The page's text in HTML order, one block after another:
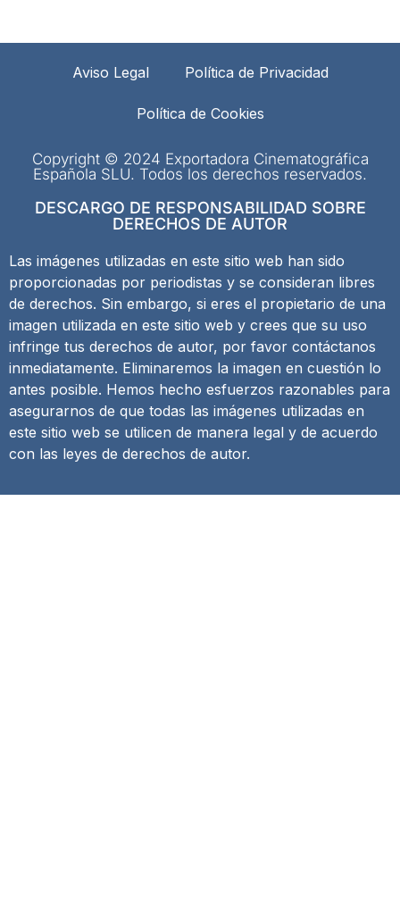
Aviso Legal Política de Privacidad
Política de Cookies
Copyright © 2024 Exportadora Cinematográfica
Española SLU. Todos los derechos reservados.
DESCARGO DE RESPONSABILIDAD SOBRE
DERECHOS DE AUTOR
Las imágenes utilizadas en este sitio web han sido
proporcionadas por periodistas y se consideran libres
de derechos. Sin embargo, si eres el propietario de una
imagen utilizada en este sitio web y crees que su uso
infringe tus derechos de autor, por favor contáctanos
inmediatamente. Eliminaremos la imagen en cuestión lo
antes posible. Hemos hecho esfuerzos razonables para
asegurarnos de que todas las imágenes utilizadas en
este sitio web se utilicen de manera legal y de acuerdo
con las leyes de derechos de autor.